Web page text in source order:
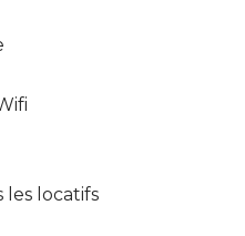
les locatifs